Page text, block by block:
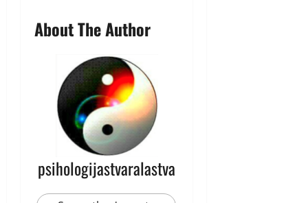
About The Author
psihologijastvaralastva